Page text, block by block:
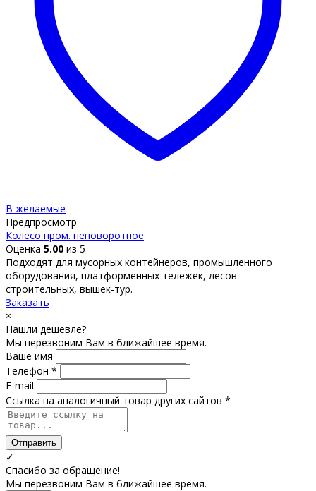
В желаемые
Предпросмотр
Колесо пром. неповоротное
Оценка 5.00 из 5
Подходят для мусорных контейнеров, промышленного
оборудования, платформенных тележек, лесов
строительных, вышек-тур.
Заказать
×
Нашли дешевле?
Мы перезвоним Вам в ближайшее время.
Ваше имя
Телефон *
E-mail
Ссылка на аналогичный товар других сайтов *
Отправить
✓
Спасибо за обращение!
Мы перезвоним Вам в ближайшее время.